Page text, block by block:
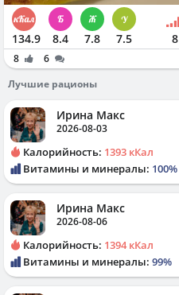
134.9 8.4 7.8 7.5 8
8
6
Лучшие рационы
Ирина Макс
2026-08-03
Калорийность: 1393 кКал
Витамины и минералы: 100%
Ирина Макс
2026-08-06
Калорийность: 1394 кКал
Витамины и минералы: 99%